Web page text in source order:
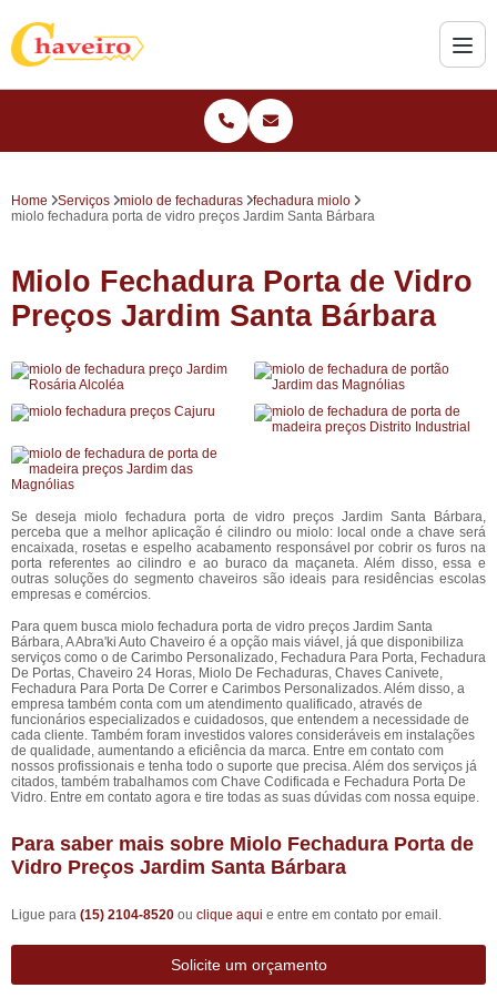
Home Serviços miolo de fechaduras
fechadura miolo
miolo fechadura porta de vidro preços Jardim Santa Bárbara
Miolo Fechadura Porta de Vidro
Preços Jardim Santa Bárbara
Se deseja miolo fechadura porta de vidro preços Jardim Santa Bárbara,
perceba que a melhor aplicação é cilindro ou miolo: local onde a chave será
encaixada, rosetas e espelho acabamento responsável por cobrir os furos na
porta referentes ao cilindro e ao buraco da maçaneta. Além disso, essa e
outras soluções do segmento chaveiros são ideais para residências escolas
empresas e comércios.
Para quem busca miolo fechadura porta de vidro preços Jardim Santa
Bárbara, A Abra'ki Auto Chaveiro é a opção mais viável, já que disponibiliza
serviços como o de Carimbo Personalizado, Fechadura Para Porta, Fechadura
De Portas, Chaveiro 24 Horas, Miolo De Fechaduras, Chaves Canivete,
Fechadura Para Porta De Correr e Carimbos Personalizados. Além disso, a
empresa também conta com um atendimento qualificado, através de
funcionários especializados e cuidadosos, que entendem a necessidade de
cada cliente. Também foram investidos valores consideráveis em instalações
de qualidade, aumentando a eficiência da marca. Entre em contato com
nossos profissionais e tenha todo o suporte que precisa. Além dos serviços já
citados, também trabalhamos com Chave Codificada e Fechadura Porta De
Vidro. Entre em contato agora e tire todas as suas dúvidas com nossa equipe.
Para saber mais sobre Miolo Fechadura Porta de
Vidro Preços Jardim Santa Bárbara
Ligue para (15) 2104-8520 ou clique aqui e entre em contato por email.
Solicite um orçamento